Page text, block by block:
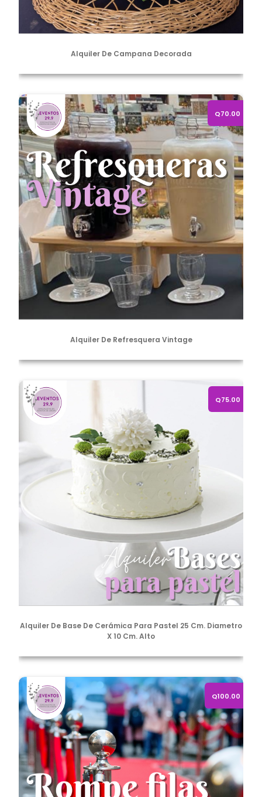
Alquiler De Campana Decorada
Alquiler de Refresquera Vintage
Alquiler De Refresquera Vintage
Q70.00
Alquiler de base de cerámica para pastel 25 cm.
Alquiler De Base De Cerámica Para Pastel 25 Cm. Diametro
X 10 Cm. Alto
Q75.00
Alquiler de Rompe Filas Dorado
Q100.00